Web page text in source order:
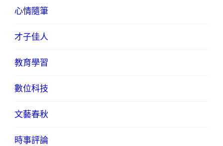
心情隨筆
才子佳人
教育學習
數位科技
文藝春秋
時事評論